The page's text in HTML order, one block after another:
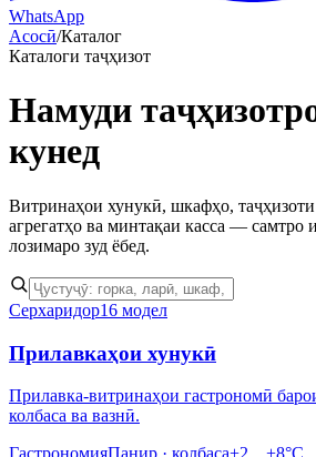
WhatsApp
Асосӣ/Каталог
Каталоги таҷҳизот
Намуди
кунед
Витринаҳои хунукӣ, шкафҳо, таҷҳизоти
агрегатҳо ва минтақаи касса — самтро
лозимаро зуд ёбед.
Серхаридор16 модел
Прилавкаҳои хунукӣ
Прилавка-витринаҳои гастрономӣ
колбаса ва вазнӣ.